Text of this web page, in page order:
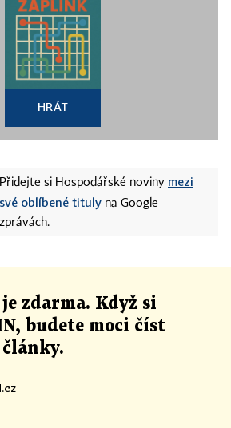
HRÁT
Přidejte si Hospodářské noviny mezi
své oblíbené tituly na Google
zprávách.
je zdarma. Když si
budete moci číst
články.